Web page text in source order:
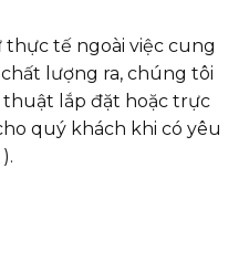
tế ngoài việc cung
lượng ra, chúng tôi
lắp đặt hoặc trực
quý khách khi có yêu